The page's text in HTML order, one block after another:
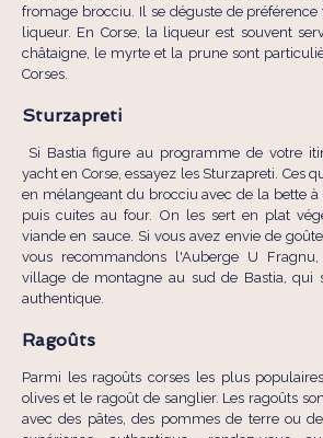
fromage brocciu. Il se déguste de préférence
liqueur. En Corse, la liqueur est souvent
châtaigne, le myrte et la prune sont
Corses.
Sturzapreti
Si Bastia figure au programme de votre
yacht en Corse, essayez les Sturzapreti. Ces
en mélangeant du brocciu avec de la bette à
puis cuites au four. On les sert en plat
viande en sauce. Si vous avez envie de
vous recommandons l'Auberge U
village de montagne au sud de Bastia, qui
authentique.
Ragoûts
Parmi les ragoûts corses les plus
olives et le ragoût de sanglier. Les ragoûts
avec des pâtes, des pommes de terre ou